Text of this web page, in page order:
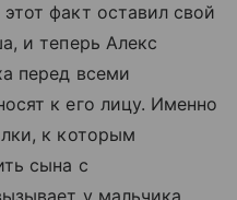
факт оставил свой
и теперь Алекс
перед всеми
к его лицу. Именно
к которым
сына с
у мальчика